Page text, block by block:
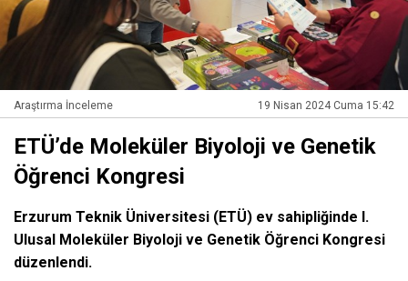
Araştırma İnceleme 19 Nisan 2024 Cuma 15:42
ETÜ’de Moleküler Biyoloji ve Genetik
Öğrenci Kongresi
Erzurum Teknik Üniversitesi (ETÜ) ev sahipliğinde I.
Ulusal Moleküler Biyoloji ve Genetik Öğrenci Kongresi
düzenlendi.